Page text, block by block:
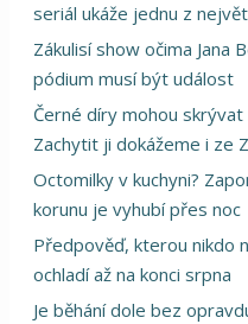
seriál ukáže jednu z
Zákulisí show očima Jana
pódium musí být událost
Černé díry mohou
Zachytit ji dokážeme i ze
Octomilky v kuchyni?
korunu je vyhubí přes noc
Předpověď, kterou nikdo
ochladí až na konci srpna
Je běhání dole bez